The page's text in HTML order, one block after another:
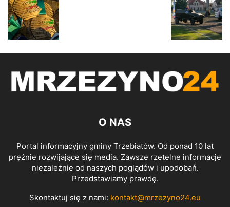
O NAS
Portal informacyjny gminy Trzebiatów. Od ponad 10 lat
prężnie rozwijające się media. Zawsze rzetelne informacje
niezależnie od naszych poglądów i upodobań.
Przedstawiamy prawdę.
Skontaktuj się z nami: kontakt@mrzezyno24.eu